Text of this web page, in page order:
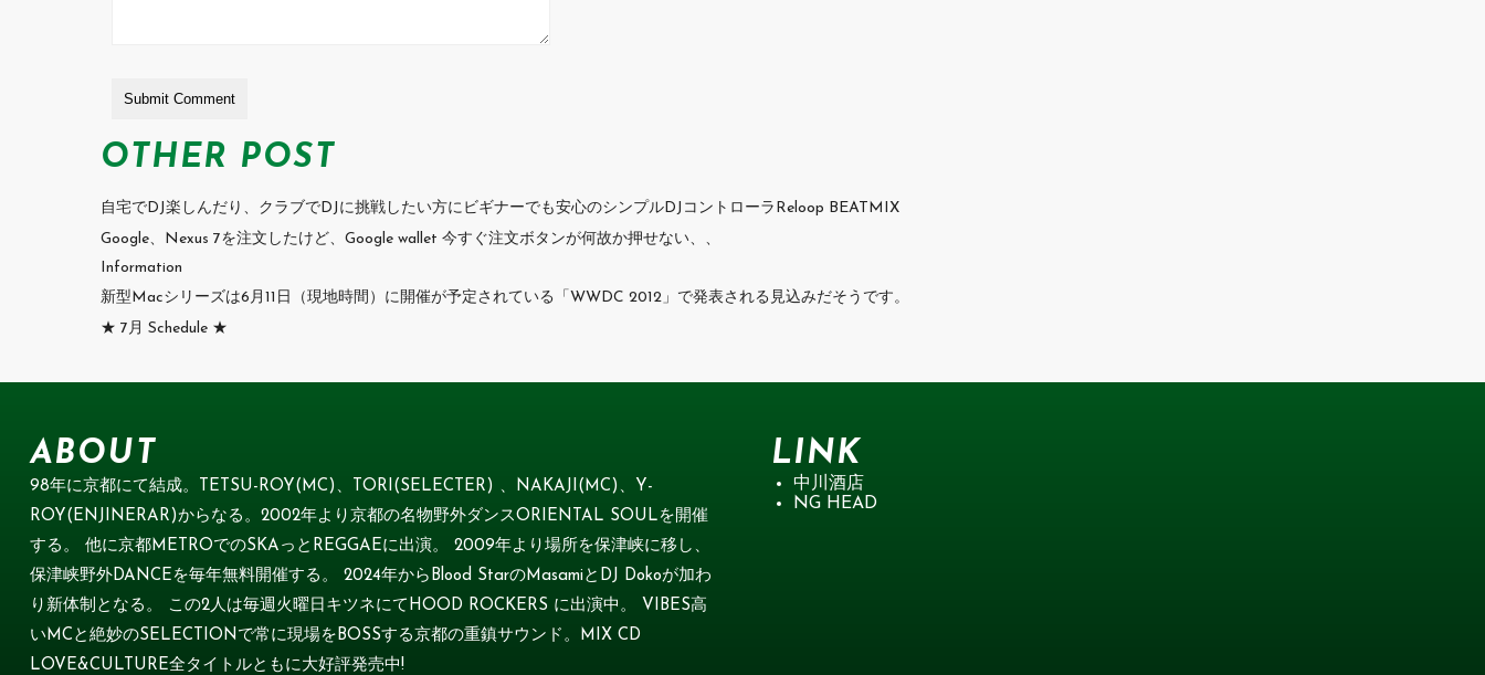
OTHER POST
自宅でDJ楽しんだり、クラブでDJに挑戦したい方にビギナーでも安心のシンプルDJコントローラReloop BEATMIX
Google、Nexus 7を注文したけど、Google wallet 今すぐ注文ボタンが何故か押せない、、
Information
新型Macシリーズは6月11日（現地時間）に開催が予定されている「WWDC 2012」で発表される見込みだそうです。
★ 7月 Schedule ★
ABOUT
98年に京都にて結成。TETSU-ROY(MC)、TORI(SELECTER) 、NAKAJI(MC)、Y-
ROY(ENJINERAR)からなる。2002年より京都の名物野外ダンスORIENTAL SOULを開催
する。 他に京都METROでのSKAっとREGGAEに出演。 2009年より場所を保津峡に移し、
保津峡野外DANCEを毎年無料開催する。 2024年からBlood StarのMasamiとDJ Dokoが加わ
り新体制となる。 この2人は毎週火曜日キツネにてHOOD ROCKERS に出演中。 VIBES高
いMCと絶妙のSELECTIONで常に現場をBOSSする京都の重鎮サウンド。MIX CD
LOVE&CULTURE全タイトルともに大好評発売中!
LINK
中川酒店
NG HEAD